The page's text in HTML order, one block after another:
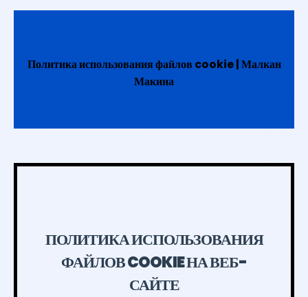
Политика использования файлов cookie | Малкан
Макина
ПОЛИТИКА ИСПОЛЬЗОВАНИЯ
ФАЙЛОВ COOKIE НА ВЕБ-
САЙТЕ